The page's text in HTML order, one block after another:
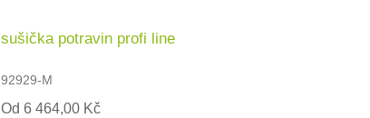
sušička potravin profi line
92929-M
Od 6 464,00 Kč